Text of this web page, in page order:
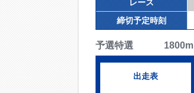
レース
締切予定時刻
予選特選 1800m
出走表